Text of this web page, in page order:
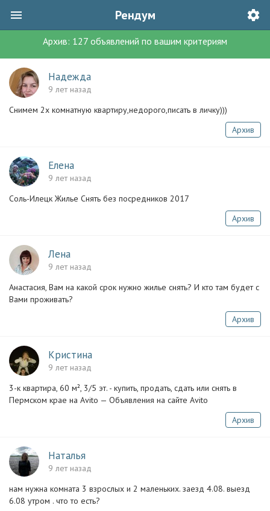
Рендум
Архив: 127 объявлений по вашим критериям
Надежда
9 лет назад
Снимем 2х комнатную квартиру,недорого,писать в личку)))
Архив
Елена
9 лет назад
Соль-Илецк Жилье Снять без посредников 2017
Архив
Лена
9 лет назад
Анастасия, Вам на какой срок нужно жилье снять? И кто там будет с
Вами проживать?
Архив
Кристина
9 лет назад
3-к квартира, 60 м², 3/5 эт. - купить, продать, сдать или снять в
Пермском крае на Avito — Объявления на сайте Avito
Архив
Наталья
9 лет назад
нам нужна комната 3 взрослых и 2 маленьких. заезд 4.08. выезд
6.08 утром . что то есть?